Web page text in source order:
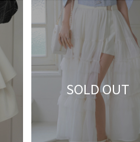
SOLD OUT